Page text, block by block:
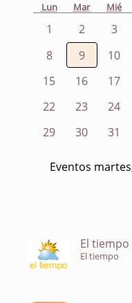
Lun Mar Mié
1 2 3
8
9 10
15
16 17
22
23 24
29
30 31
Eventos
El tiempo
El tiempo